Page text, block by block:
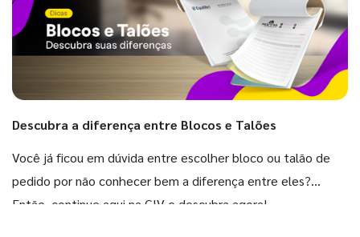
Descubra a diferença entre Blocos e Talões
Você já ficou em dúvida entre escolher bloco ou talão de
pedido por não conhecer bem a diferença entre eles?
Então, continue aqui na GIV e descubra agora!